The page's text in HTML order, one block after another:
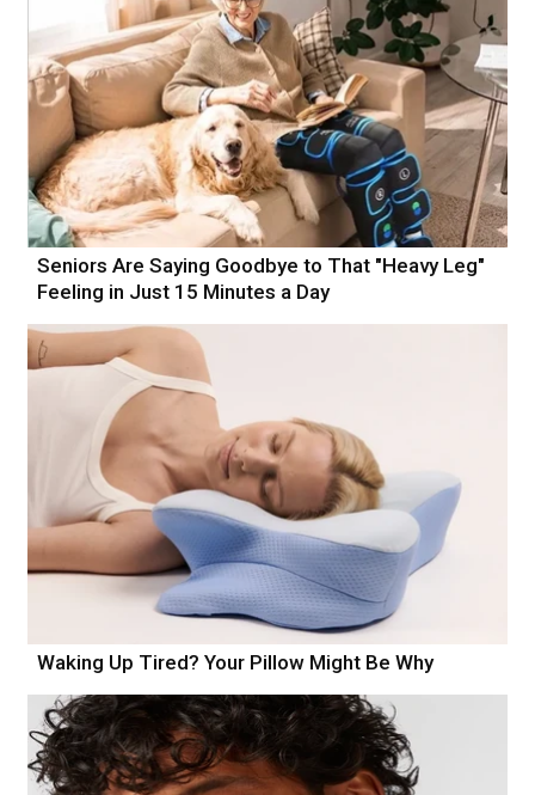
Seniors Are Saying Goodbye to That "Heavy Leg"
Feeling in Just 15 Minutes a Day
Waking Up Tired? Your Pillow Might Be Why